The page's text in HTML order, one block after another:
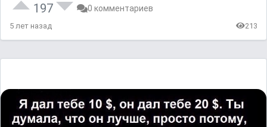
197 0 комментариев
5 лет назад 213